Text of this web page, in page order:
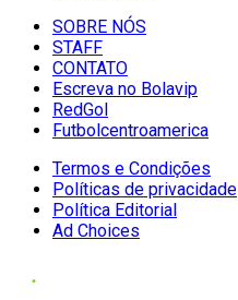
SOBRE NÓS
STAFF
CONTATO
Escreva no Bolavip
RedGol
Futbolcentroamerica
Termos e Condições
Políticas de privacidade
Política Editorial
Ad Choices